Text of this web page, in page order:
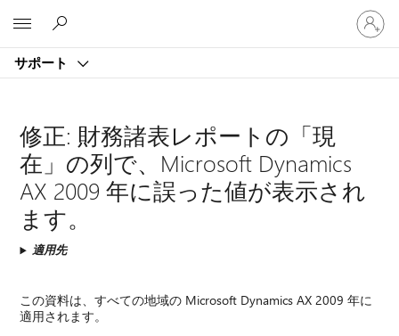
サポート
ア
カ
ウ
ン
イ
ン
修正: 財務諸表レポートの「現
在」の列で、Microsoft Dynamics
AX 2009 年に誤った値が表示され
ます。
適用先
この資料は、すべての地域の Microsoft Dynamics AX 2009 年に
適用されます。